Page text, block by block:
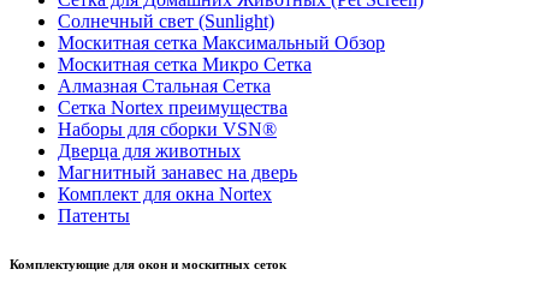
Солнечный свет (Sunlight)
Москитная сетка Максимальный Обзор
Москитная сетка Микро Сетка
Алмазная Стальная Сетка
Сетка Nortex преимущества
Наборы для сборки VSN®
Дверца для животных
Магнитный занавес на дверь
Комплект для окна Nortex
Патенты
Комплектующие для окон и москитных сеток